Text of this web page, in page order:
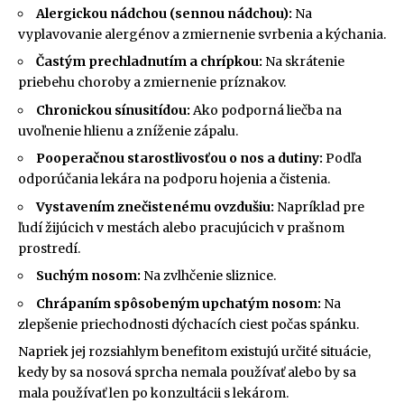
Alergickou nádchou (sennou nádchou): Na
vyplavovanie alergénov a zmiernenie svrbenia a kýchania.
Častým prechladnutím a chrípkou: Na skrátenie
priebehu choroby a zmiernenie príznakov.
Chronickou sínusitídou: Ako podporná liečba na
uvoľnenie hlienu a zníženie zápalu.
Pooperačnou starostlivosťou o nos a dutiny: Podľa
odporúčania lekára na podporu hojenia a čistenia.
Vystavením znečistenému ovzdušiu: Napríklad pre
ľudí žijúcich v mestách alebo pracujúcich v prašnom
prostredí.
Suchým nosom: Na zvlhčenie sliznice.
Chrápaním spôsobeným upchatým nosom: Na
zlepšenie priechodnosti dýchacích ciest počas spánku.
Napriek jej rozsiahlym benefitom existujú určité situácie,
kedy by sa nosová sprcha nemala používať alebo by sa
mala používať len po konzultácii s lekárom.